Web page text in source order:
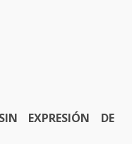
EXPRESIÓN DE